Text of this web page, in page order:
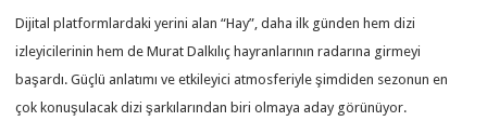
Dijital platformlardaki yerini alan “Hay”, daha ilk günden hem dizi
izleyicilerinin hem de Murat Dalkılıç hayranlarının radarına girmeyi
başardı. Güçlü anlatımı ve etkileyici atmosferiyle şimdiden sezonun en
çok konuşulacak dizi şarkılarından biri olmaya aday görünüyor.